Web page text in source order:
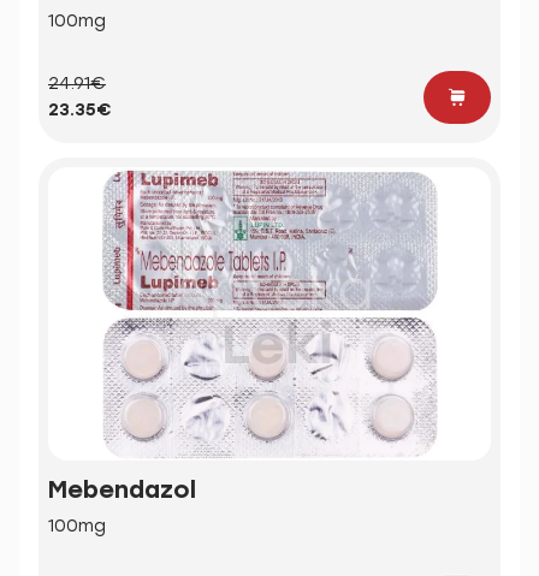
100mg
24.91€
23.35€
Mebendazol
100mg